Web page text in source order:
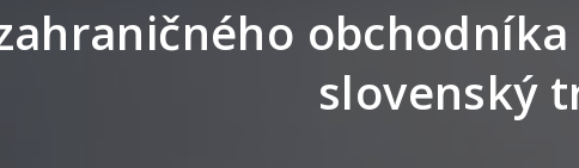
slovenský